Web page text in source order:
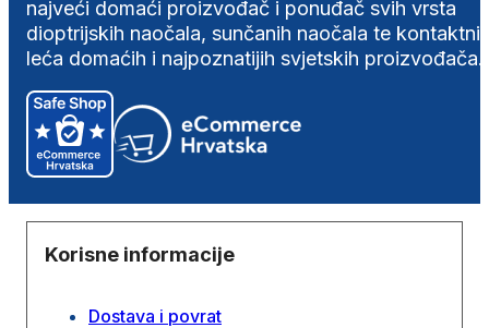
najveći domaći proizvođač i ponuđač svih vrsta
dioptrijskih naočala, sunčanih naočala te
leća domaćih i najpoznatijih svjetskih proizvođača.
Korisne informacije
Dostava i povrat